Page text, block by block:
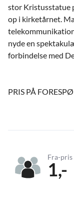
stor Kristusstatue
op i kirketårnet.
nyde en
forbindelse med
PRIS PÅ
Fra-pris
1,-